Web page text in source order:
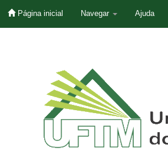
Página inicial Navegar Ajuda